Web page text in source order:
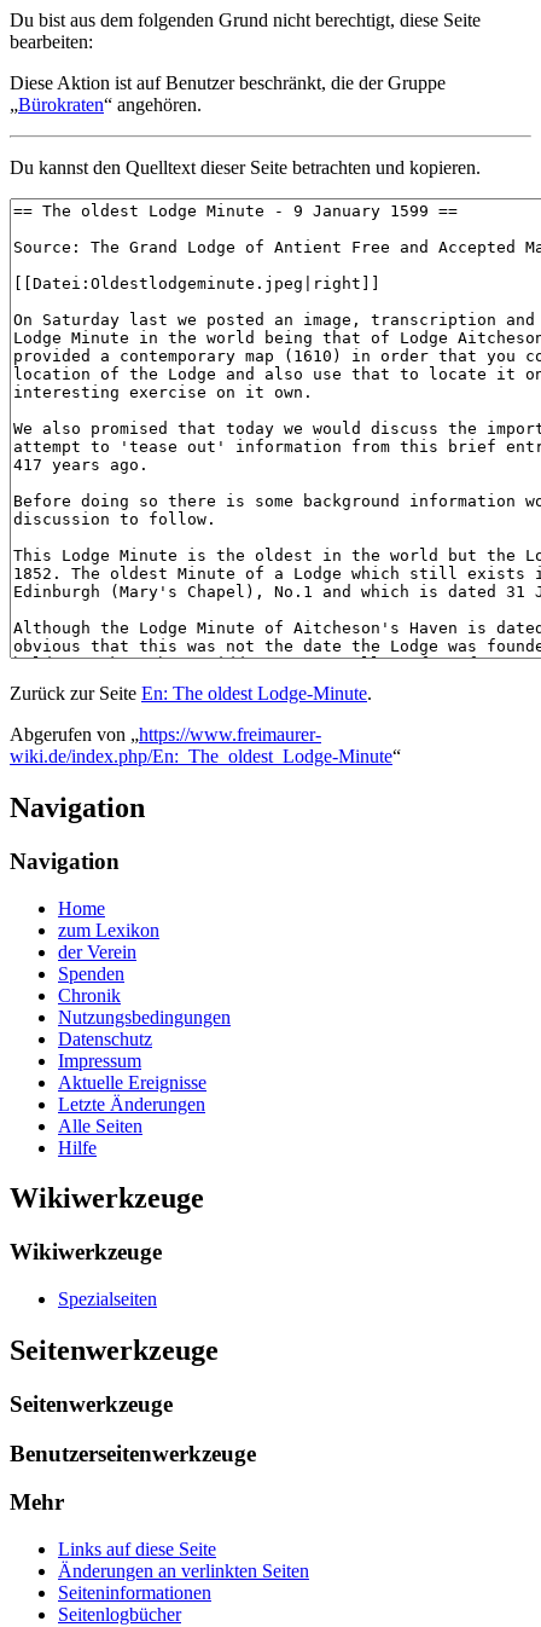
Du bist aus dem folgenden Grund nicht berechtigt, diese Seite
bearbeiten:
Diese Aktion ist auf Benutzer beschränkt, die der Gruppe
„Bürokraten“ angehören.
Du kannst den Quelltext dieser Seite betrachten und kopieren.
Zurück zur Seite En: The oldest Lodge-Minute.
Abgerufen von „https://www.freimaurer-
wiki.de/index.php/En:_The_oldest_Lodge-Minute“
Navigation
Navigation
Home
zum Lexikon
der Verein
Spenden
Chronik
Nutzungsbedingungen
Datenschutz
Impressum
Aktuelle Ereignisse
Letzte Änderungen
Alle Seiten
Hilfe
Wikiwerkzeuge
Wikiwerkzeuge
Spezialseiten
Seitenwerkzeuge
Seitenwerkzeuge
Benutzerseitenwerkzeuge
Mehr
Links auf diese Seite
Änderungen an verlinkten Seiten
Seiten­­informationen
Seitenlogbücher